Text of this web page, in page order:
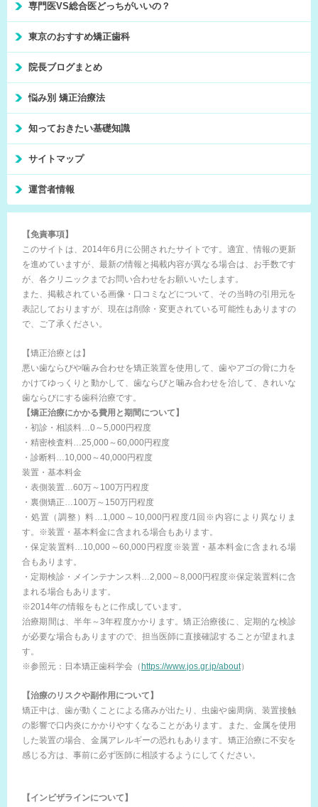
専門医VS総合医どっちがいいの？
東京のおすすめ矯正歯科
院長ブログまとめ
悩み別 矯正治療法
知っておきたい基礎知識
サイトマップ
運営者情報
【免責事項】
このサイトは、2014年6月に公開されたサイトです。適宜、情報の更新
を進めていますが、最新の情報と掲載内容が異なる場合は、お手数です
が、各クリニックまでお問い合わせをお願いいたします。
また、掲載されている画像・口コミなどについて、その当時の引用元を
表記しておりますが、現在は削除・変更されている可能性もありますの
で、ご了承ください。
【矯正治療とは】
悪い歯ならびや噛み合わせを矯正装置を使用して、歯やアゴの骨に力を
かけてゆっくりと動かして、歯ならびと噛み合わせを治して、きれいな
歯ならびにする歯科治療です。
【矯正治療にかかる費用と期間について】
・初診・相談料…0～5,000円程度
・精密検査料…25,000～60,000円程度
・診断料…10,000～40,000円程度
装置・基本料金
・表側装置…60万～100万円程度
・裏側矯正…100万～150万円程度
・処置（調整）料…1,000～10,000円程度/1回※内容により異なりま
す。※装置・基本料金に含まれる場合もあります。
・保定装置料…10,000～60,000円程度※装置・基本料金に含まれる場
合もあります。
・定期検診・メインテナンス料…2,000～8,000円程度※保定装置料に含
まれる場合もあります。
※2014年の情報をもとに作成しています。
治療期間は、半年～3年程度かかります。矯正治療後に、定期的な検診
が必要な場合もありますので、担当医師に直接確認することが望まれま
す。
※参照元：日本矯正歯科学会（ https://www.jos.gr.jp/about）
【治療のリスクや副作用について】
矯正中は、歯が動くことによる痛みが出たり、虫歯や歯周病、装置接触
の影響で口内炎にかかりやすくなることがあります。また、金属を使用
した装置の場合、金属アレルギーの恐れもあります。矯正治療に不安を
感じる方は、事前に必ず医師に相談するようにしてください。
【インビザラインについて】